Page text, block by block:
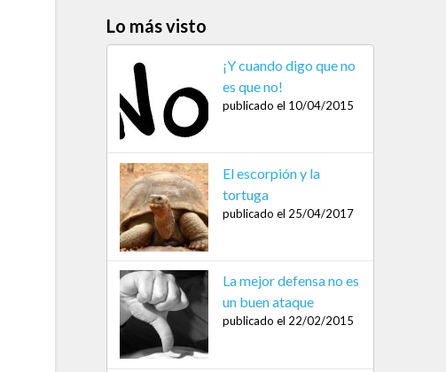
Lo más visto
¡Y cuando digo que no
es que no!
publicado el 10/04/2015
El escorpión y la
tortuga
publicado el 25/04/2017
La mejor defensa no es
un buen ataque
publicado el 22/02/2015